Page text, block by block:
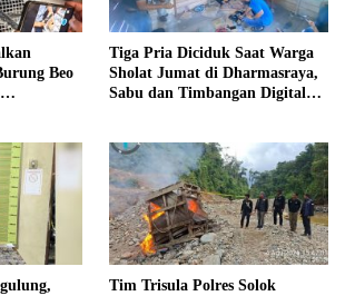
Beo
Tiga Pria Diciduk Saat Warga
Sholat Jumat di Dharmasraya,
Sabu dan Timbangan Digital
Tim Trisula Polres Solok